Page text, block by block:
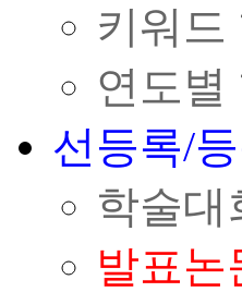
키워드
연도별
선등록/
학술대
발표논